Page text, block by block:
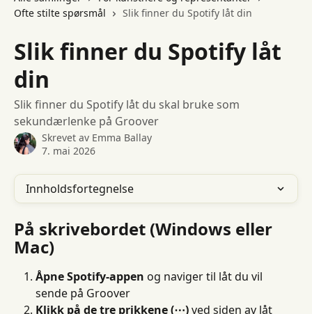
Ofte stilte spørsmål
Slik finner du Spotify låt din
Slik finner du Spotify låt
din
Slik finner du Spotify låt du skal bruke som
sekundærlenke på Groover
Skrevet av Emma Ballay
7. mai 2026
Innholdsfortegnelse
På skrivebordet (Windows eller
Mac)
Åpne Spotify-appen og naviger til låt du vil
sende på Groover
Klikk på de tre prikkene (⋯) ved siden av låt